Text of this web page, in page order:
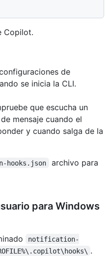
Copilot.
de
se inicia la CLI.
que escucha un
mensaje cuando el
y cuando salga de la
hooks.json
archivo para
para Windows
notification-
.